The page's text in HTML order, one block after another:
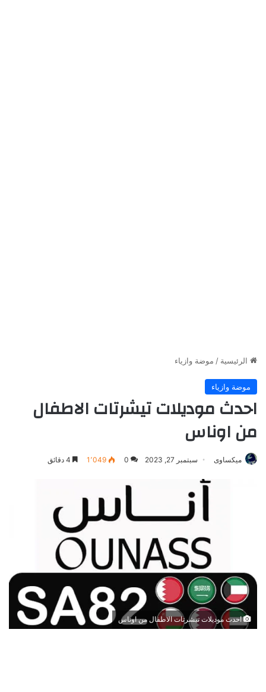
الرئيسية / موضة وازياء
موضة وازياء
احدث موديلات تيشرتات الاطفال
من اوناس
ميكساوى سبتمبر 27, 2023 0 1٬049
احدث موديلات تيشرتات الاطفال من اوناس